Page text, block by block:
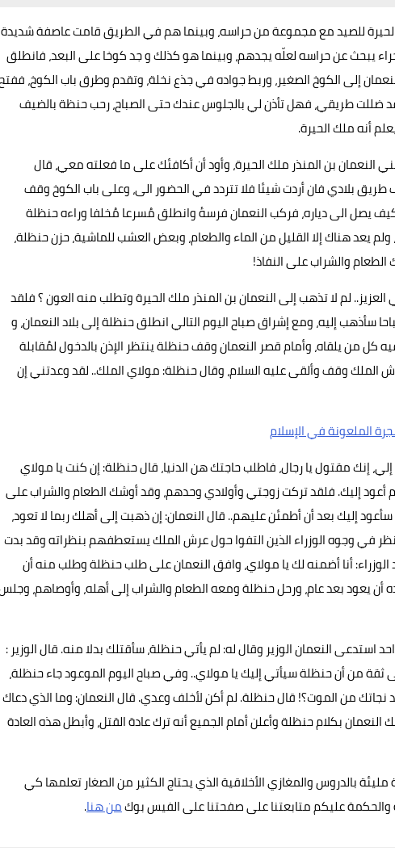
الحيرة للصيد مع مجموعة من حراسه، وبينما هم في الطريق قامت عاصفة شديدة
يبحث عن حراسه لعلّه يجدهم، وبينما هو کذلك و جد کوخا علی البعد، فانطلق
إلى الکوخ الصغیر، وربط جواده في جذع نخلة، وتقدم وطرق باب الکوخ،
ضللت طريقي، فهل تأذن لي بالجلوس عندك حتى الصباح، رحب حنظة بالضيف
أنه ملك الحيرة.
النعمان بن المنذر ملك الحيرة، وأود أن أكافئك على ما فعلته معي، قال
طريق بلادي فان أردت شيئا فلا تتردد في الحضور الى، وعلى باب الكوخ وقف
یصل الى دیاره، فرکب النعمان فرسهٔ وانطلق مُسرعا مُخلفا وراءه حنظلة
يعد هناك إلا القليل من الماء والطعام، وبعض العشب للماشية، حزن حنظلة،
والشراب على النفاذ!
لم لا تذهب إلى النعمان بن المنذر ملك الحيرة وتطلب منه العون ؟ فلقد
سأذهب إليه، ومع إشراق صباح اليوم التالي انطلق حنظلة إلى بلاد النعمان، و
من يلقاه، وأمام قصر النعمان وقف حنظلة ينتظر الإذن بالدخول لمُقابلة
الملك وقف وألقى عليه السلام، وقال حنظلة: مولاي الملك.. لقد وعدتني إن
الملعونة في الإسلام
إنك مقتول یا رجال، فاطلب حاجتك هن الدنيا، قال حنظلة: إن كنت يا مولاي
إليك. فلقد تركت زوجتي وأولادي وحدهم، وقد أوشك الطعام والشراب على
إليك بعد أن أطمئن عليهم.. قال النعمان: إن ذهبت إلى أهلك ربما لا تعود،
في وجوه الوزراء الذين التفوا حول عرش الملك يستعطفهم بنظراته وقد بدت
أنا أضمنه لك يا مولاي، وافق النعمان على طلب حنظلة وطلب منه أن
أن يعود بعد عام، ورحل حنظلة ومعه الطعام والشراب إلى أهله، وأوصاهم،
استدعى النعمان الوزير وقال له: لم يأتي حنظلة، سأقتلك بدلا منه. قال الوزير :
ثقة من أن حنظلة سيأتي إليك يا مولاي.. وفي صباح اليوم الموعود جاء حنظلة،
نجاتك من الموت؟! قال حنظلة. لم أكن لأخلف وعدي. قال النعمان: وما الذي دعاك
بكلام حنظلة وأعلن أمام الجميع أنه ترك عادة القتل، وأبطل هذه العادة
بالدروس والمغازي الأخلاقية الذي يحتاج الكثير من الصغار تعلمها كي
عليكم متابعتنا على صفحتنا على الفيس بوكمن هنا.